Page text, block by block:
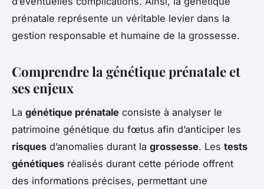
prénatale représente un véritable levier dans la
gestion responsable et humaine de la grossesse.
Comprendre la génétique prénatale et
ses enjeux
La génétique prénatale consiste à analyser le
patrimoine génétique du fœtus afin d’anticiper les
risques d’anomalies durant la grossesse. Les tests
génétiques réalisés durant cette période offrent
des informations précises, permettant une